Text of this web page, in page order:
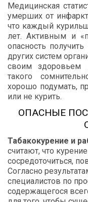
Медицинская
умерших от
что каждый
лет.Активным и «
опасность получить
других систем
своим
здоровьем
такого
хорошо подумать,
или не курить.
ОПАСНЫЕ
Табакокурение и
считают, что курение
сосредоточиться,
Согласно
специалистов по
содержащегося